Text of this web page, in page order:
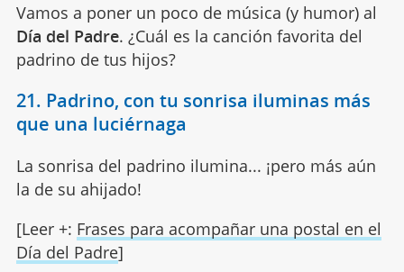
Vamos a poner un poco de música (y humor) al
Día del Padre. ¿Cuál es la canción favorita del
padrino de tus hijos?
21. Padrino, con tu sonrisa iluminas más
que una luciérnaga
La sonrisa del padrino ilumina... ¡pero más aún
la de su ahijado!
[Leer +: Frases para acompañar una postal en el
Día del Padre]